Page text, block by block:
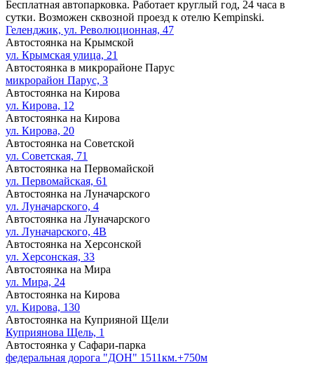
Бесплатная автопарковка. Работает круглый год, 24 часа в
сутки. Возможен сквозной проезд к отелю Kempinski.
Геленджик, ул. Революционная, 47
Автостоянка на Крымской
ул. Крымская улица, 21
Автостоянка в микрорайоне Парус
микрорайон Парус, 3
Автостоянка на Кирова
ул. Кирова, 12
Автостоянка на Кирова
ул. Кирова, 20
Автостоянка на Советской
ул. Советская, 71
Автостоянка на Первомайской
ул. Первомайская, 61
Автостоянка на Луначарского
ул. Луначарского, 4
Автостоянка на Луначарского
ул. Луначарского, 4В
Автостоянка на Херсонской
ул. Херсонская, 33
Автостоянка на Мира
ул. Мира, 24
Автостоянка на Кирова
ул. Кирова, 130
Автостоянка на Куприяной Щели
Куприянова Щель, 1
Автостоянка у Сафари-парка
федеральная дорога "ДОН" 1511км.+750м